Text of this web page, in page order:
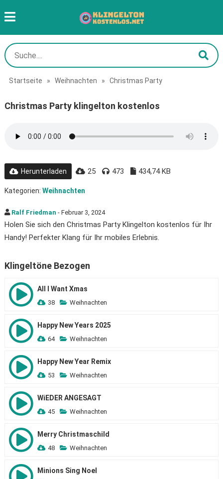
Startseite » Weihnachten » Christmas Party
Christmas Party klingelton kostenlos
Herunterladen 25 473 434,74 KB
Kategorien: Weihnachten
Ralf Friedman - Februar 3, 2024
Holen Sie sich den Christmas Party Klingelton kostenlos für Ihr
Handy! Perfekter Klang für Ihr mobiles Erlebnis.
Klingeltöne Bezogen
All I Want Xmas
38 Weihnachten
Happy New Years 2025
64 Weihnachten
Happy New Year Remix
53 Weihnachten
WiEDER ANGESAGT
45 Weihnachten
Merry Christmaschild
48 Weihnachten
Minions Sing Noel